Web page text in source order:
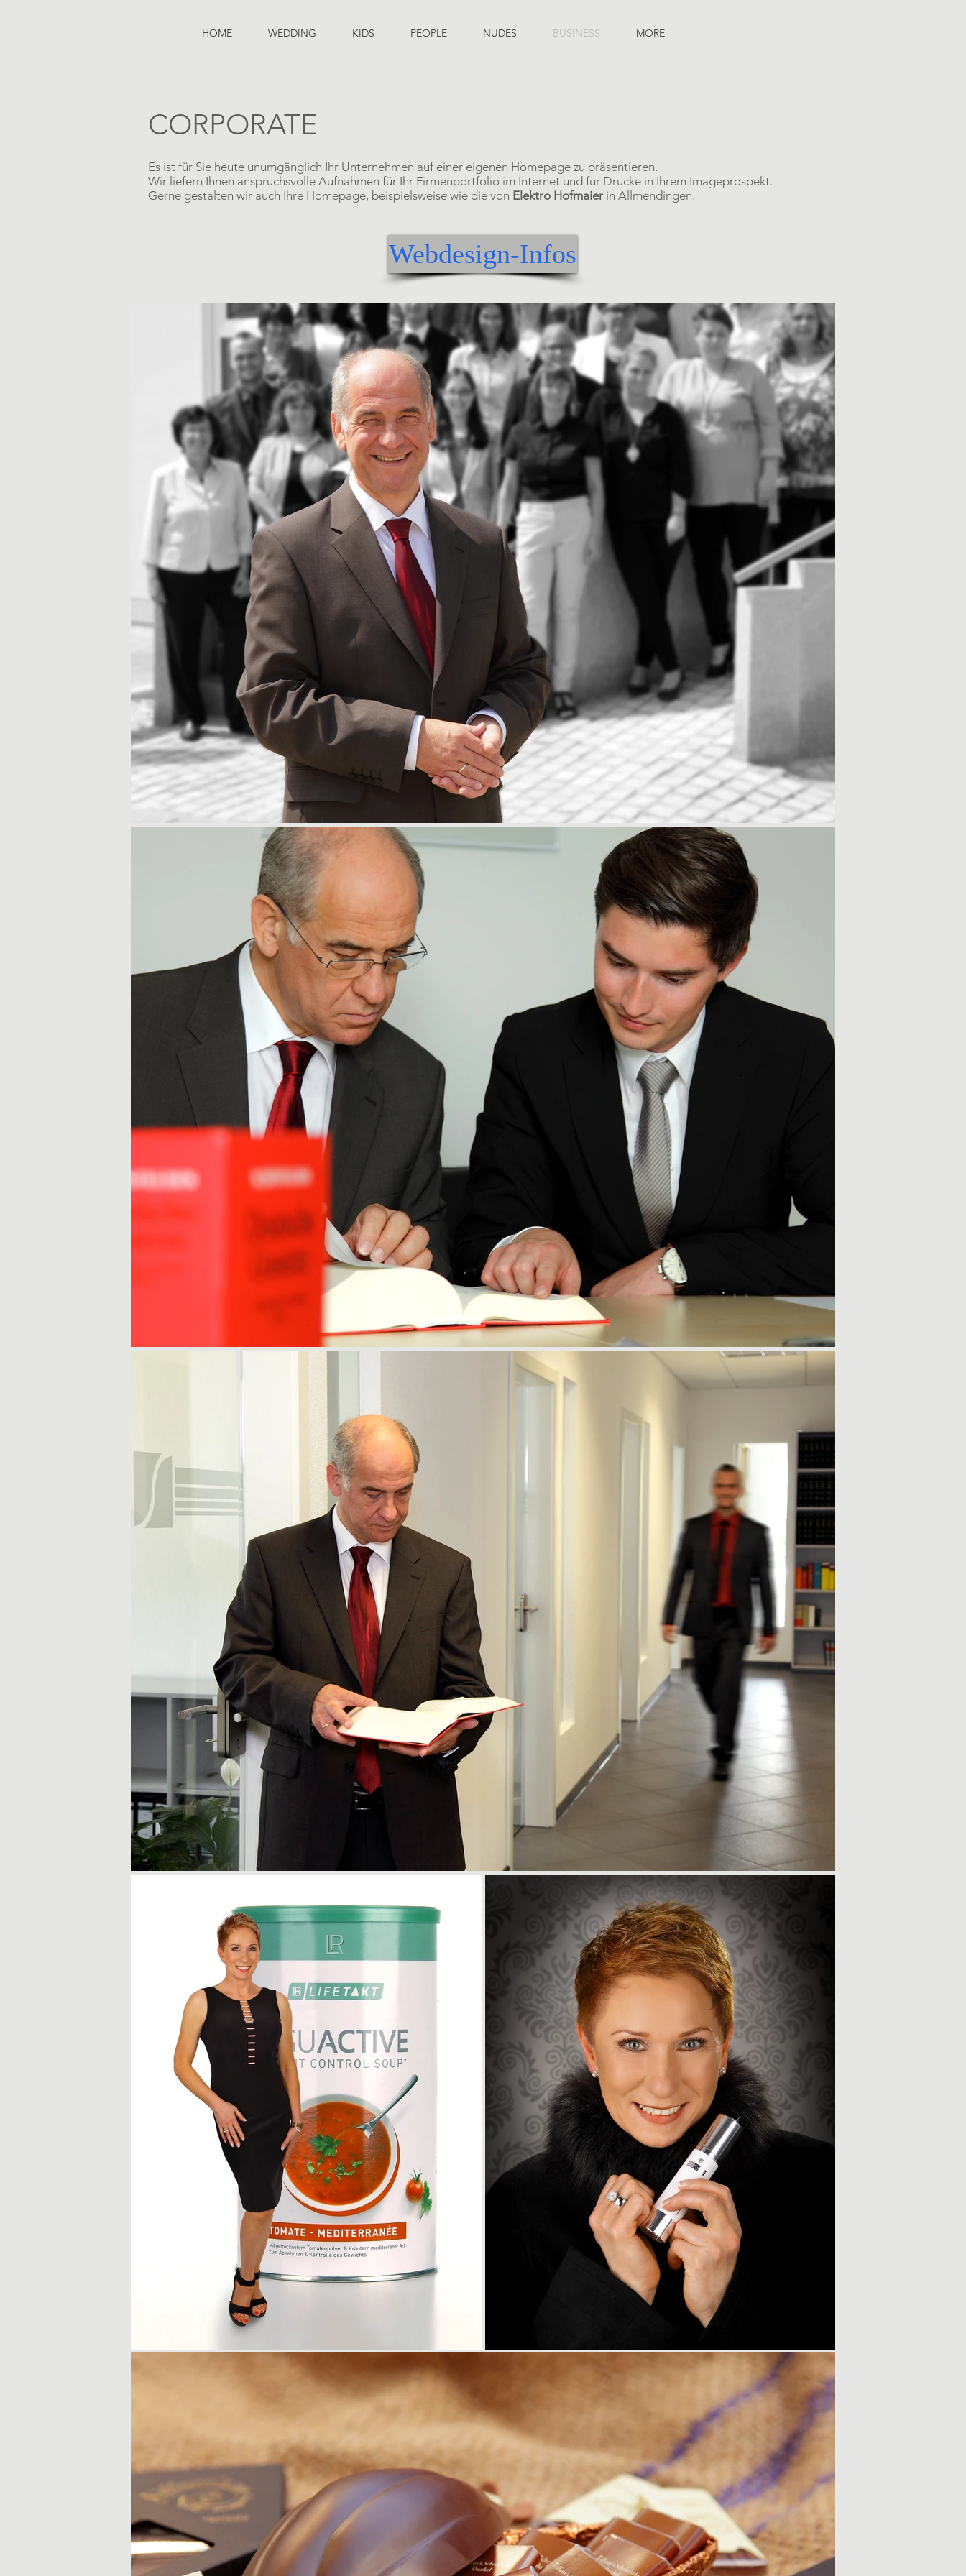
HOME WEDDING KIDS PEOPLE NUDES BUSINESS MORE
CORPORATE
Es ist für Sie heute unumgänglich Ihr Unternehmen auf einer eigenen Homepage zu präsentieren.
Wir liefern Ihnen anspruchsvolle Aufnahmen für Ihr Firmenportfolio im Internet und für Drucke in Ihrem Imageprospekt.
Gerne gestalten wir auch Ihre Homepage, beispielsweise wie die von Elektro Hofmaier in Allmendingen.
Webdesign-Infos